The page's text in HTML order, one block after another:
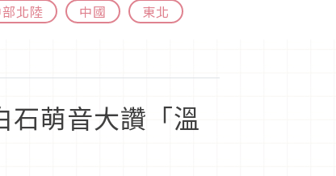
北陸 中國 東北
萌音大讚「溫